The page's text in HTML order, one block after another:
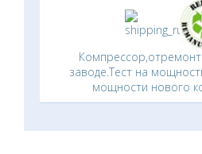
заводе.Тест на
мощности нового